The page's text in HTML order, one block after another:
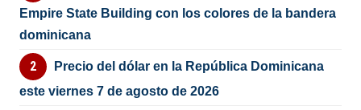
Empire State Building con los colores de la bandera
dominicana
Precio del dólar en la República Dominicana
este viernes 7 de agosto de 2026